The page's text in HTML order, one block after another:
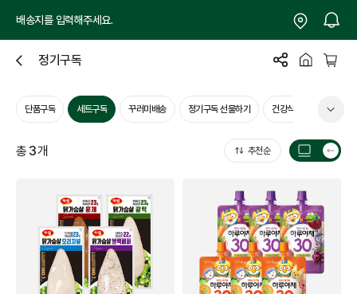
배송지를 입력해주세요.
닫
정기구독
단품구독 세트구독 꾸러미배송 정기구독 선물하기 건강식품구독
총3개 추천순
목